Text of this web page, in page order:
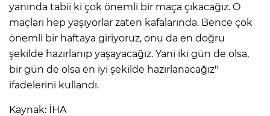
yanında tabii ki çok önemli bir maça çıkacağız. O
maçları hep yaşıyorlar zaten kafalarında. Bence çok
önemli bir haftaya giriyoruz, onu da en doğru
şekilde hazırlanıp yaşayacağız. Yani iki gün de olsa,
bir gün de olsa en iyi şekilde hazırlanacağız"
ifadelerini kullandı.
Kaynak: İHA